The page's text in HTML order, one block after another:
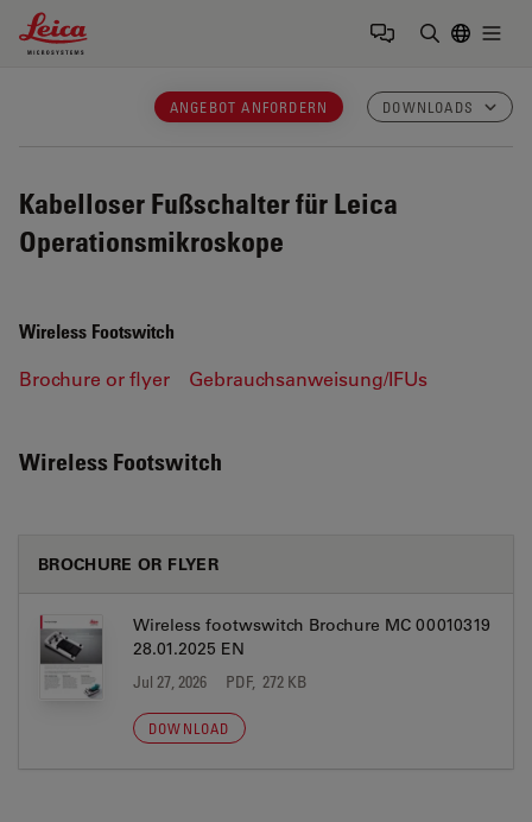
Leica Microsystems Logo
ANGEBOT ANFORDERN DOWNLOADS
Kabelloser Fußschalter für Leica
Operationsmikroskope
Wireless Footswitch
Brochure or flyer Gebrauchsanweisung/IFUs
Wireless Footswitch
BROCHURE OR FLYER
Wireless footwswitch Brochure MC 00010319
28.01.2025 EN
Jul 27, 2026 PDF, 272 KB
DOWNLOAD